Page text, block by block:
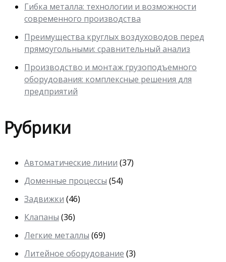
Гибка металла: технологии и возможности
современного производства
Преимущества круглых воздуховодов перед
прямоугольными: сравнительный анализ
Производство и монтаж грузоподъемного
оборудования: комплексные решения для
предприятий
Рубрики
Автоматические линии (37)
Доменные процессы (54)
Задвижки (46)
Клапаны (36)
Легкие металлы (69)
Литейное оборудование (3)